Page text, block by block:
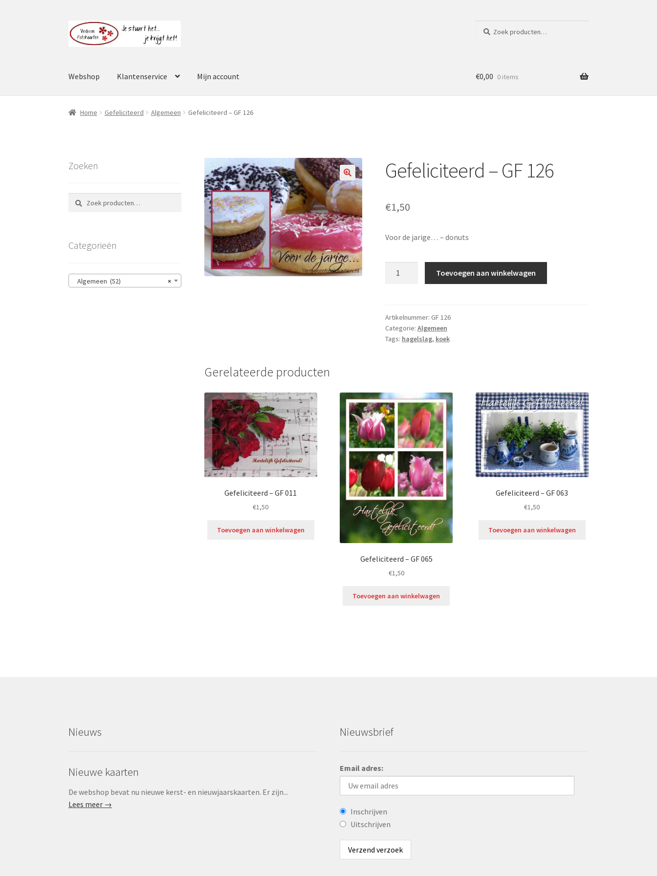
Ga
door
Ga
naar
naar:
Webshop Klantenservice Mijn account €0,00 0 items
Home Gefeliciteerd Algemeen Gefeliciteerd – GF 126
Gefeliciteerd – GF 126
€1,50
Voor de jarige… – donuts
aantal
Toevoegen aan winkelwagen
Artikelnummer: GF 126
Categorie: Algemeen
Tags: hagelslag, koek
Gerelateerde producten
Gefeliciteerd – GF 011
€1,50
Toevoegen aan winkelwagen
Gefeliciteerd – GF 065
€1,50
Toevoegen aan winkelwagen
Gefeliciteerd – GF 063
€1,50
Toevoegen aan winkelwagen
Zoeken
Zoeken
naar:
Zoeken
Categorieën
×
Algemeen (52)
Nieuws
Nieuwe kaarten
De webshop bevat nu nieuwe kerst- en nieuwjaarskaarten. Er zijn...
Lees meer →
Nieuwsbrief
Email adres:
Inschrijven
Uitschrijven